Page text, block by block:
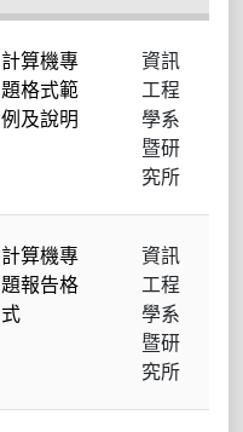
計算機專
題格式範
例及說明
資訊
工程
學系
暨研
究所
計算機專
題報告格
式
資訊
工程
學系
暨研
究所